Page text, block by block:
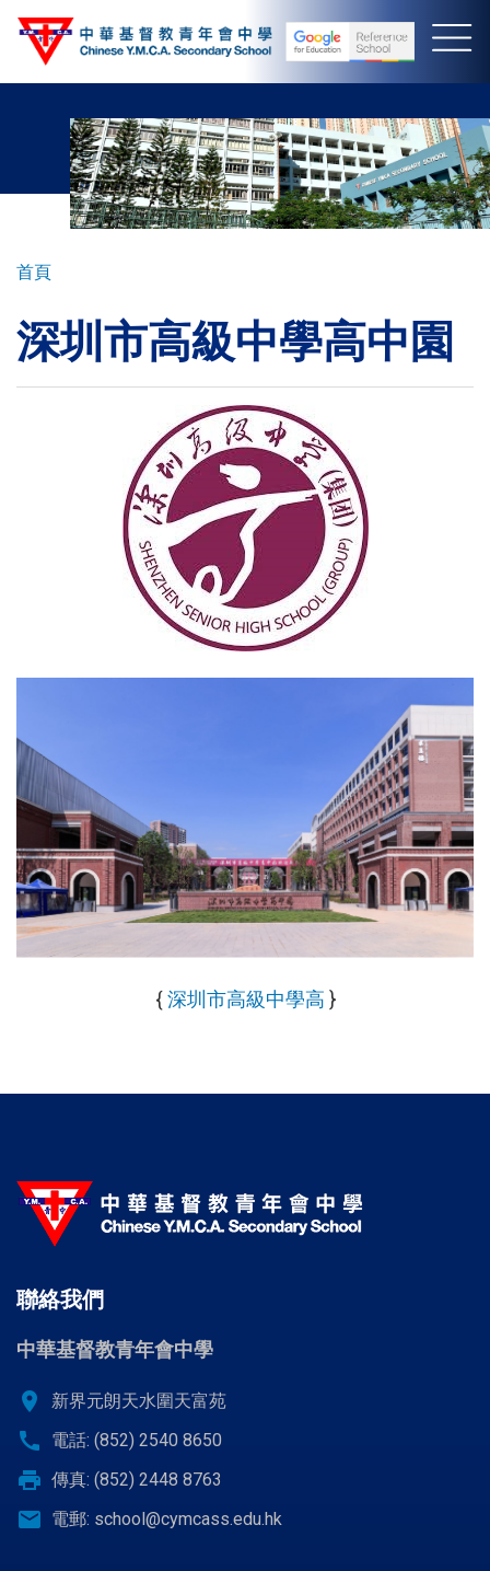
導
連
結
首頁
深圳市高級中學高中園
{深圳市高級中學高 }
聯絡我們
中華基督教青年會中學
location_on 新界元朗天水圍天富苑
call 電話: (852) 2540 8650
print 傳真: (852) 2448 8763
email 電郵: school@cymcass.edu.hk